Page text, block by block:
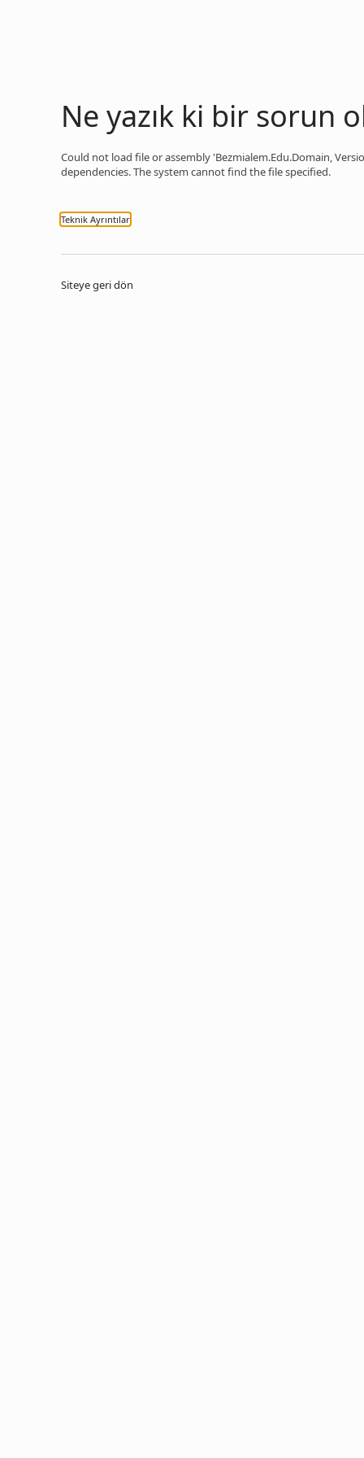
Ne yazık ki bir sorun
Could not load file or assembly 'Bezmialem.Edu.Domain,
dependencies. The system cannot find the file specified.
Teknik Ayrıntılar
Siteye geri dön